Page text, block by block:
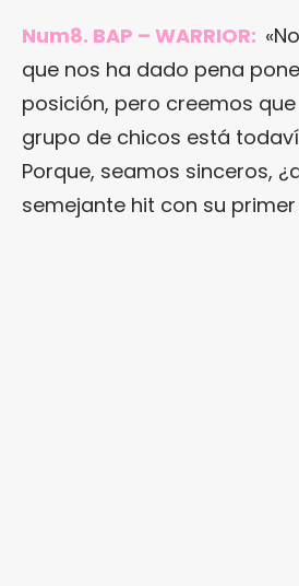
Num8. BAP – WARRIOR:
que nos ha dado pena
posición, pero creemos
grupo de chicos está
Porque, seamos sinceros,
semejante hit con su primer